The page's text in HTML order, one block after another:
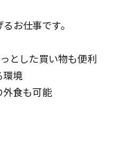
お仕事です。
とした買い物も便利
環境
外食も可能